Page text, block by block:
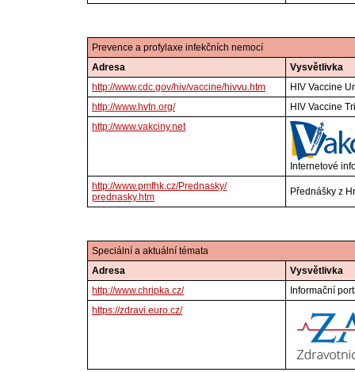
Prevence a profylaxe infekčních nemocí
Adresa
Vysvětlivka
http://www.cdc.gov/hiv/vaccine/hivvu.htm
HIV Vaccine
http://www.hvtn.org/
HIV Vaccine
http://www.vakciny.net
Internetové
http://www.pmfhk.cz/Prednasky/
prednasky.htm
Přednášky z
Speciální a aktuální témata
Adresa
Vysvětlivka
http://www.chripka.cz/
Informační
https://zdravi.euro.cz/